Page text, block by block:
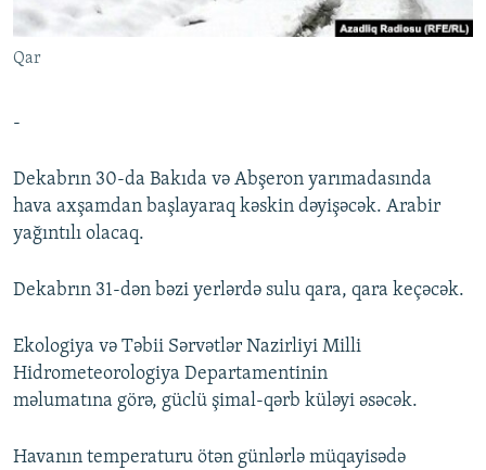
İNFOQRAFIKA
KARIKATURA
AZƏRBAYCAN ƏDƏBIYYATI KITABXANASI
İSLAM VƏ DEMOKRATIYA
MISSIYAMIZ
PEŞƏ ETIKASI VƏ JURNALISTIKA STANDARTLARIMIZ
BIZIMLƏ ƏLAQƏ
XƏBƏR BÜLLETENLƏRIMIZ
BIZI IZLƏ
Qar
-
Dekabrın 30-da Bakıda və Abşeron yarımadasında
hava axşamdan başlayaraq kəskin dəyişəcək. Arabir
yağıntılı olacaq.
Dekabrın 31-dən bəzi yerlərdə sulu qara, qara keçəcək.
Ekologiya və Təbii Sərvətlər Nazirliyi Milli
Hidrometeorologiya Departamentinin
məlumatına görə, güclü şimal-qərb küləyi əsəcək.
Havanın temperaturu ötən günlərlə müqayisədə